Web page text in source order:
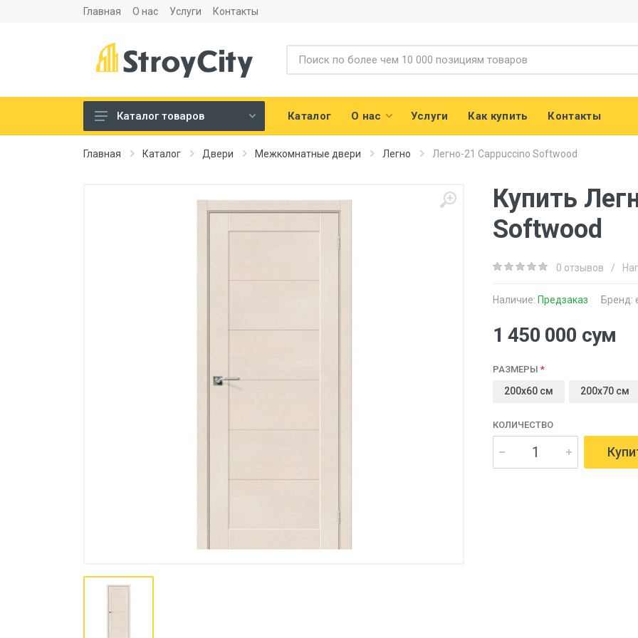
Главная О нас Услуги Контакты
Листовые материалы и
аксессуары
Каталог товаров Каталог О нас Услуги Как купить Контакты
Главная Каталог Двери Межкомнатные двери Легно Легно-21 Cappuccino Softwood
Купить
Softwood
0 отзывов /
Наличие: Предзаказ Бренд:
1 450 000 сум
РАЗМЕРЫ
200x60 cм 200x70 cм
КОЛИЧЕСТВО